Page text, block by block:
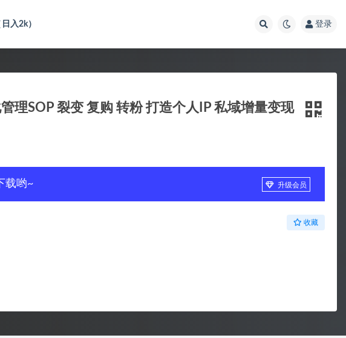
入2k） 登录
理SOP 裂变 复购 转粉 打造个人IP 私域增量变现
载哟~ 升级会员
收藏